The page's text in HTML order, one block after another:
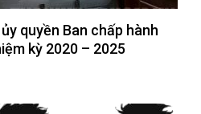
quyền Ban chấp hành
kỳ 2020 – 2025